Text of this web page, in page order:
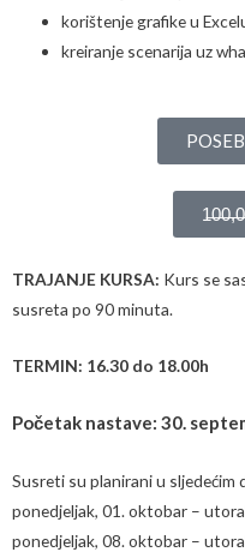
korištenje grafike u
kreiranje scenarija uz
TRAJANJE KURSA: Kurs se
susreta po 90 minuta.
TERMIN: 16.30 do 18.00h
Početak nastave: 30.
Susreti su planirani u sljedećim
ponedjeljak, 01. oktobar –
ponedjeljak, 08. oktobar –